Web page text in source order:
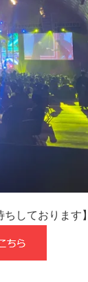
しております】